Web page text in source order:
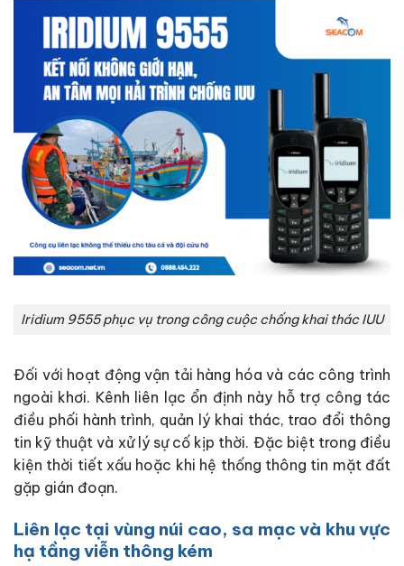
Iridium 9555 phục vụ trong công cuộc chống khai thác IUU
Đối với hoạt động vận tải hàng hóa và các công trình
ngoài khơi. Kênh liên lạc ổn định này hỗ trợ công tác
điều phối hành trình, quản lý khai thác, trao đổi thông
tin kỹ thuật và xử lý sự cố kịp thời. Đặc biệt trong điều
kiện thời tiết xấu hoặc khi hệ thống thông tin mặt đất
gặp gián đoạn.
Liên lạc tại vùng núi cao, sa mạc và khu vực
hạ tầng viễn thông kém